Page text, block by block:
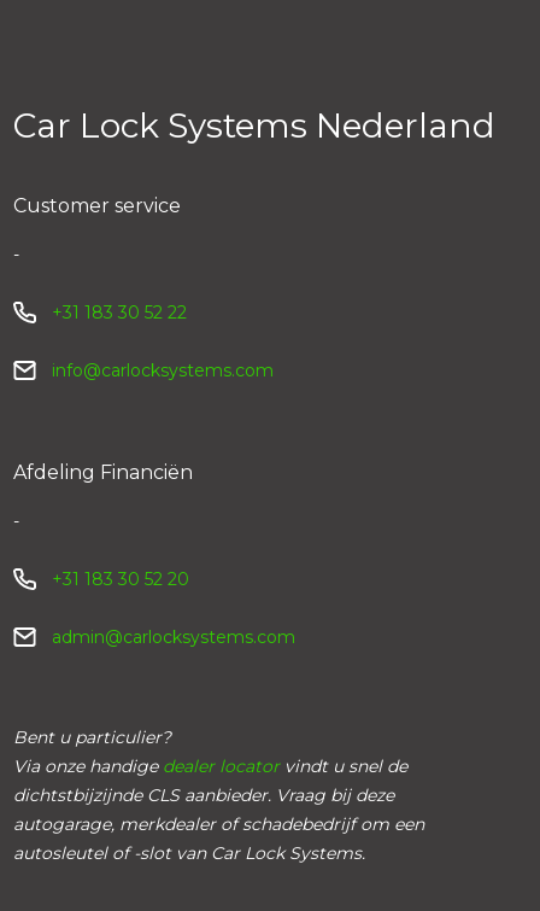
Car Lock Systems Nederland
Customer service
-
+31 183 30 52 22
info@carlocksystems.com
Afdeling Financiën
-
+31 183 30 52 20
admin@carlocksystems.com
Bent u particulier?
Via onze handige dealer locatorvindt u snel de
dichtstbijzijnde CLS aanbieder. Vraag bij deze
autogarage, merkdealer of schadebedrijf om een
autosleutel of -slot van Car Lock Systems.